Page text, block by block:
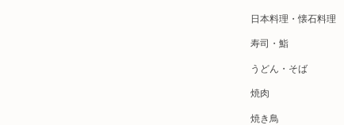
日本料理・懐石料理
寿司・鮨
うどん・そば
焼肉
焼き鳥